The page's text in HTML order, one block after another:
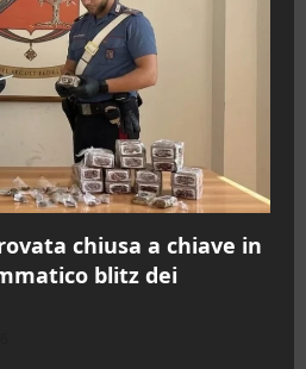
chiusa a chiave in
blitz dei